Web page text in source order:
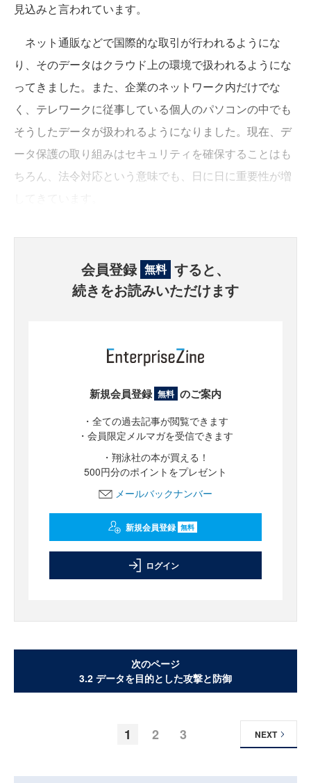
見込みと言われています。
ネット通販などで国際的な取引が行われるようにな
り、そのデータはクラウド上の環境で扱われるようにな
ってきました。また、企業のネットワーク内だけでな
く、テレワークに従事している個人のパソコンの中でも
そうしたデータが扱われるようになりました。現在、デ
ータ保護の取り組みはセキュリティを確保することはも
ちろん、法令対応という意味でも、日に日に重要性が増
会員登録 無料 すると、
続きをお読みいただけます
新規会員登録 無料 のご案内
・全ての過去記事が閲覧できます
・会員限定メルマガを受信できます
・翔泳社の本が買える！
500円分のポイントをプレゼント
メールバックナンバー
新規会員登録 無料
ログイン
次のページ
3.2 データを目的とした攻撃と防御
1 2 3 NEXT